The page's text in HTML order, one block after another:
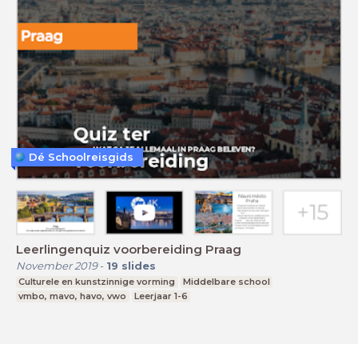
Leerlingenquiz voorbereiding Praag
November 2019- 19 slides
Culturele en kunstzinnige vorming
Middelbare school
vmbo, mavo, havo, vwo
Leerjaar 1-6
Dé Schoolreisgids